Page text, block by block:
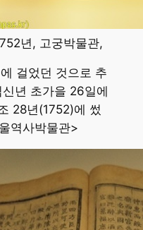
년, 고궁박물관,
걸었던 것으로 추
년 초가을 26일에
28년(1752)에 썼
역사박물관>